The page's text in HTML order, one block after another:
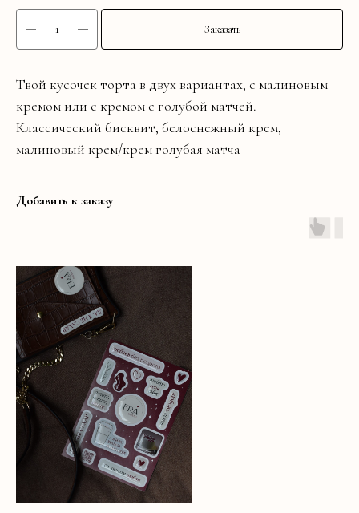
Заказать
Твой кусочек торта в двух вариантах, с малиновым
кремом или с кремом с голубой матчей.
Классический бисквит, белоснежный крем,
малиновый крем/крем голубая матча
Добавить к заказу